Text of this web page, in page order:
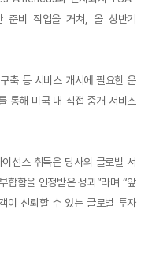
준비 작업을 거쳐, 올 상반기
축 등 서비스 개시에 필요한 운
통해 미국 내 직접 중개 서비스
선스 취득은 당사의 글로벌 서
합함을 인정받은 성과”라며 “앞
이 신뢰할 수 있는 글로벌 투자